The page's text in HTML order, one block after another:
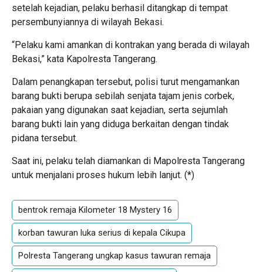
setelah kejadian, pelaku berhasil ditangkap di tempat
persembunyiannya di wilayah Bekasi.
“Pelaku kami amankan di kontrakan yang berada di wilayah
Bekasi,” kata Kapolresta Tangerang.
Dalam penangkapan tersebut, polisi turut mengamankan
barang bukti berupa sebilah senjata tajam jenis corbek,
pakaian yang digunakan saat kejadian, serta sejumlah
barang bukti lain yang diduga berkaitan dengan tindak
pidana tersebut.
Saat ini, pelaku telah diamankan di Mapolresta Tangerang
untuk menjalani proses hukum lebih lanjut. (*)
bentrok remaja Kilometer 18 Mystery 16
korban tawuran luka serius di kepala Cikupa
Polresta Tangerang ungkap kasus tawuran remaja